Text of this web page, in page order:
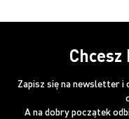
Chcesz
Zapisz się na newsletter i
A na dobry początek